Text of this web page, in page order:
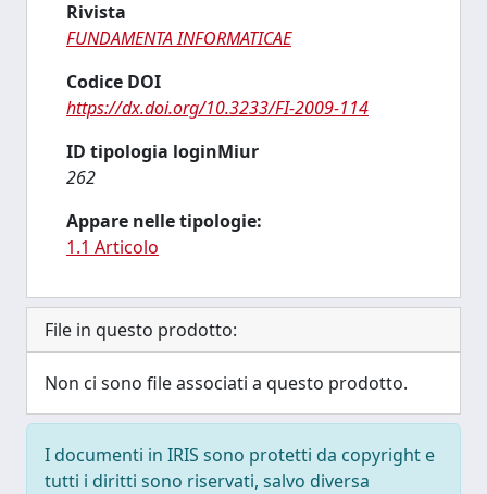
Rivista
FUNDAMENTA INFORMATICAE
Codice DOI
https://dx.doi.org/10.3233/FI-2009-114
ID tipologia loginMiur
262
Appare nelle tipologie:
1.1 Articolo
File in questo prodotto:
Non ci sono file associati a questo prodotto.
I documenti in IRIS sono protetti da copyright e
tutti i diritti sono riservati, salvo diversa